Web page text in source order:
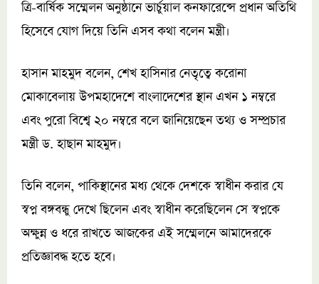
ত্রি-বার্ষিক সম্মেলন অনুষ্ঠানে ভার্চুয়াল কনফারেন্সে প্রধান অতিথি
হিসেবে যোগ দিয়ে তিনি এসব কথা বলেন মন্ত্রী।
হাসান মাহমুদ বলেন, শেখ হাসিনার নেতৃত্বে করোনা
মোকাবেলায় উপমহাদেশে বাংলাদেশের স্থান এখন ১ নম্বরে
এবং পুরো বিশ্বে ২০ নম্বরে বলে জানিয়েছেন তথ্য ও সম্প্রচার
মন্ত্রী ড. হাছান মাহমুদ।
তিনি বলেন, পাকিস্থানের মধ্য থেকে দেশকে স্বাধীন করার যে
স্বপ্ন বঙ্গবন্ধু দেখে ছিলেন এবং স্বাধীন করেছিলেন সে স্বপ্নকে
অক্ষুন্ন ও ধরে রাখতে আজকের এই সম্মেলনে আমাদেরকে
প্রতিজ্ঞাবদ্ধ হতে হবে।